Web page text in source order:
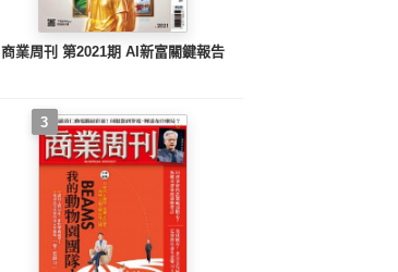
商業周刊 第2021期 AI新富關鍵報告
3